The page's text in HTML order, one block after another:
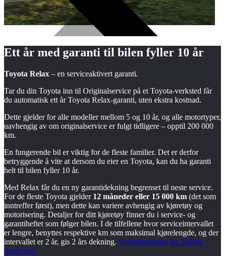
Ett år med garanti til bilen fyller 10 år
Toyota Relax – en serviceaktivert garanti.
Tar du din Toyota inn til Originalservice på et Toyota-verksted får
du automatisk ett år Toyota Relax-garanti, uten ekstra kostnad.
Dette gjelder for alle modeller mellom 5 og 10 år, og alle motortyper,
uavhengig av om originalservice er fulgt tidligere – opptil 200 000
km.
En fungerende bil er viktig for de fleste familier. Det er derfor
betryggende å vite at dersom du eier en Toyota, kan du ha garanti
helt til bilen fyller 10 år.
Med Relax får du en ny garantidekning begrenset til neste service.
For de fleste Toyota gjelder 12 måneder eller 15 000 km (det som
inntreffer først), men dette kan variere avhengig av kjøretøy og
motorisering. Detaljer for ditt kjøretøy finner du i service- og
garantiheftet som følger bilen. I de tilfellene hvor serviceintervallet
er lengre, benyttes respektive km som maksimal kjørelengde, og der
intervallet er 2 år, gis 2 års dekning. Se betingelsene for Toyota
Relax her.